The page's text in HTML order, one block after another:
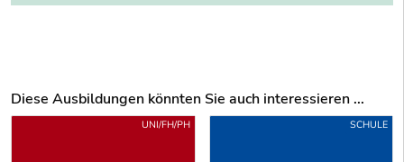
Diese Ausbildungen könnten Sie auch interessieren ...
Uber weitere Ausbildungsvorschläge
UNI/FH/PH SCHULE